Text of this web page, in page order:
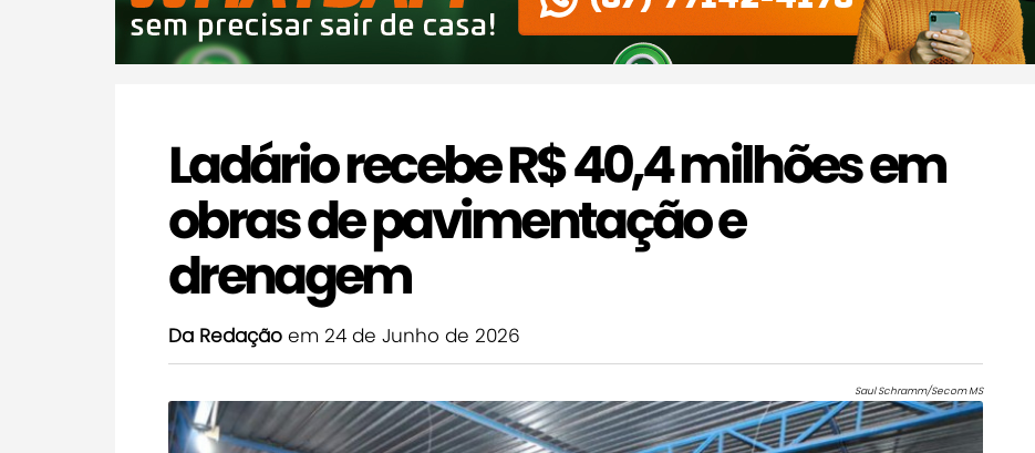
Ladário recebe R$ 40,4 milhões em
obras de pavimentação e
drenagem
Da Redação em 24 de Junho de 2026
Saul Schramm/Secom MS